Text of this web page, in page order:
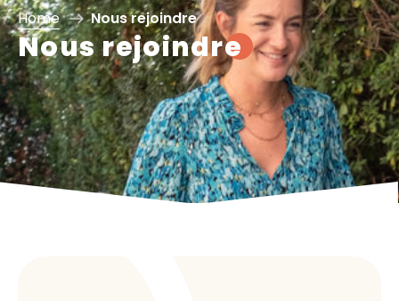
Home Nous rejoindre
Nous rejoindre